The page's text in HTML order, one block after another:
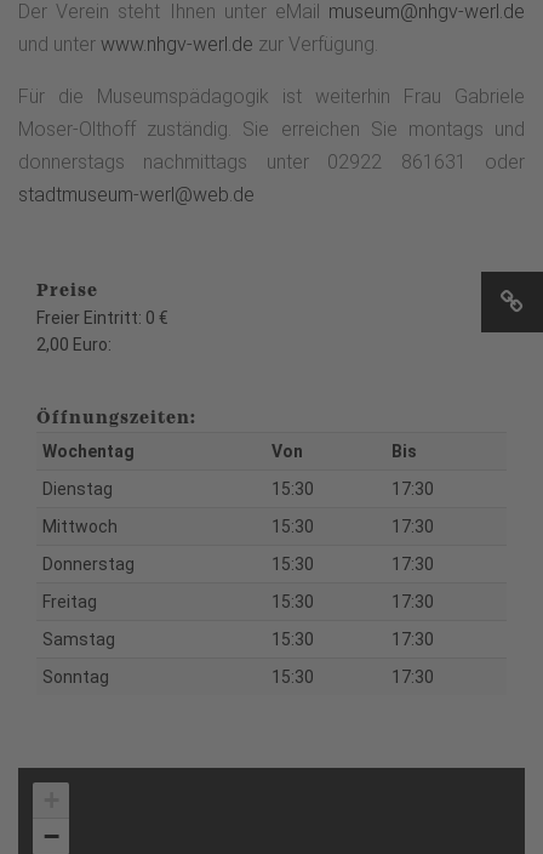
Der Verein steht Ihnen unter eMail museum@nhgv-werl.de
und unter www.nhgv-werl.de zur Verfügung.
Für die Museumspädagogik ist weiterhin Frau Gabriele
Moser-Olthoff zuständig. Sie erreichen Sie montags und
donnerstags nachmittags unter 02922 861631 oder
stadtmuseum-werl@web.de
Preise
Freier Eintritt: 0 €
2,00 Euro:
Öffnungszeiten:
Wochentag Von
Bis
Dienstag
15:30
17:30
Mittwoch
15:30
17:30
Donnerstag
15:30
17:30
Freitag
15:30
17:30
Samstag
15:30
17:30
Sonntag
15:30 17:30
−